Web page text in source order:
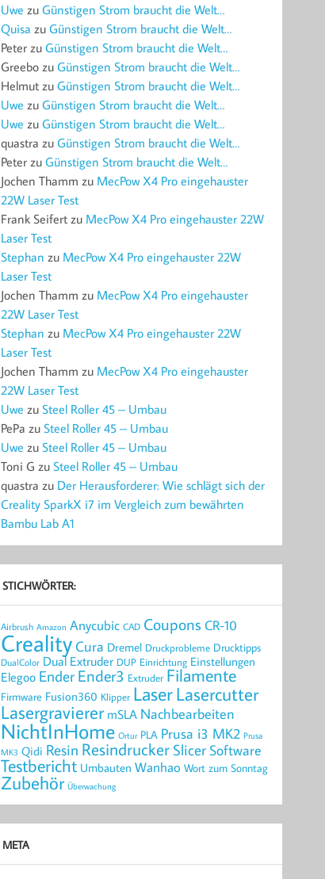
Uwe zuGünstigen Strom braucht die Welt…
Quisa zuGünstigen Strom braucht die Welt…
Peter zuGünstigen Strom braucht die Welt…
Greebo zuGünstigen Strom braucht die Welt…
Helmut zuGünstigen Strom braucht die Welt…
Uwe zuGünstigen Strom braucht die Welt…
Uwe zuGünstigen Strom braucht die Welt…
quastra zuGünstigen Strom braucht die Welt…
Peter zuGünstigen Strom braucht die Welt…
Jochen Thamm zu MecPow X4 Pro eingehauster
22W Laser Test
Frank Seifert zu MecPow X4 Pro eingehauster 22W
Laser Test
Stephan zu MecPow X4 Pro eingehauster 22W
Laser Test
Jochen Thamm zu MecPow X4 Pro eingehauster
22W Laser Test
Stephan zu MecPow X4 Pro eingehauster 22W
Laser Test
Jochen Thamm zu MecPow X4 Pro eingehauster
22W Laser Test
Uwe zuSteel Roller 45 – Umbau
PePa zuSteel Roller 45 – Umbau
Uwe zuSteel Roller 45 – Umbau
Toni G zuSteel Roller 45 – Umbau
quastra zu Der Herausforderer: Wie schlägt sich der
Creality SparkX i7 im Vergleich zum bewährten
Bambu Lab A1
STICHWÖRTER:
Airbrush Amazon Anycubic CAD Coupons CR-10
Creality Cura Dremel Druckprobleme Drucktipps
DualColor Dual Extruder DUP Einrichtung Einstellungen
Elegoo Ender Ender3 Extruder Filamente
Firmware Fusion360 Klipper LaserLasercutter
Lasergravierer mSLA Nachbearbeiten
NichtInHome Ortur PLA Prusa i3 MK2 Prusa
MK3 Qidi Resin Resindrucker SlicerSoftware
Testbericht Umbauten Wanhao Wort zum Sonntag
Zubehör Überwachung
META